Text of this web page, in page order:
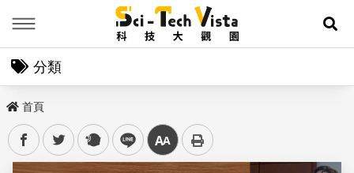
展
分類
首頁
facebooktwitter plurk line 中